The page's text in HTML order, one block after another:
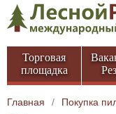
Торговая
площадка
Главная / Покупка